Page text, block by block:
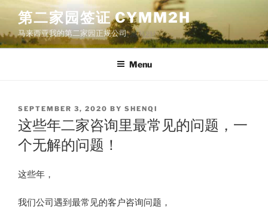
Skip
content
第二家园签证 CYMM2H
马来西亚我的第二家园正规公司
Menu
POSTED
ON
SEPTEMBER 3, 2020 BY SHENQI
这些年二家咨询里最常见的问题，一
个无解的问题！
这些年，
我们公司遇到最常见的客户咨询问题，